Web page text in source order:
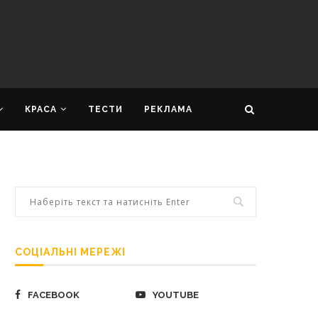
КРАСА ТЕСТИ РЕКЛАМА
СОЦІАЛЬНІ МЕРЕЖІ
FACEBOOK YOUTUBE